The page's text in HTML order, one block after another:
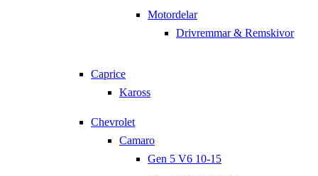
Motordelar
Drivremmar & Remskivor
Caprice
Kaross
Chevrolet
Camaro
Gen 5 V6 10-15